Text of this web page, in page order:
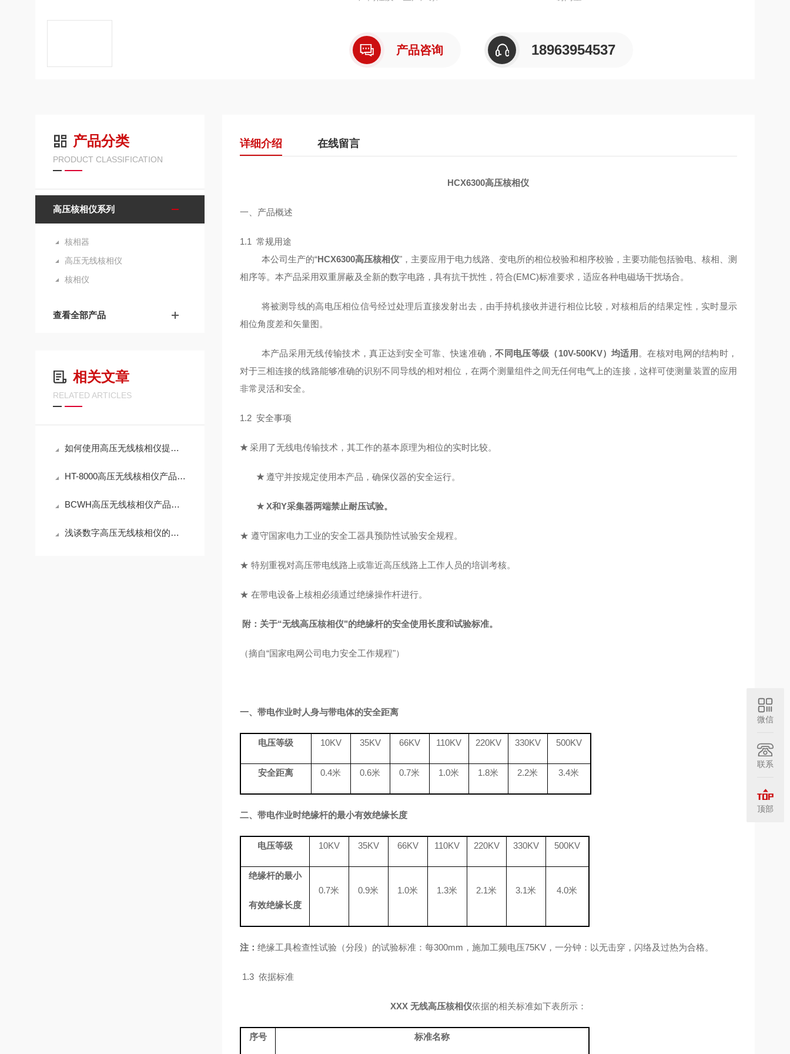
产品咨询 18963954537
产品分类
PRODUCT CLASSIFICATION
高压核相仪系列
核相器
高压无线核相仪
核相仪
查看全部产品
相关文章
RELATED ARTICLES
如何使用高压无线核相仪提升电力系统的安全性？
HT-8000高压无线核相仪产品介绍
BCWH高压无线核相仪产品介绍
浅谈数字高压无线核相仪的基本操作
详细介绍 在线留言
HCX6300高压核相仪
一、产品概述
1.1 常规用途
本公司生产的“HCX6300高压核相仪"，主要应用于电力线路、变电所的相位校验和相序校验，主要功能包括验电、核相、测
相序等。本产品采用双重屏蔽及全新的数字电路，具有抗干扰性，符合(EMC)标准要求，适应各种电磁场干扰场合。
将被测导线的高电压相位信号经过处理后直接发射出去，由手持机接收并进行相位比较，对核相后的结果定性，实时显示
相位角度差和矢量图。
本产品采用无线传输技术，真正达到安全可靠、快速准确，不同电压等级（10V-500KV）均适用 。在核对电网的结构时，
对于三相连接的线路能够准确的识别不同导线的相对相位，在两个测量组件之间无任何电气上的连接，这样可使测量装置的应用
非常灵活和安全。
1.2 安全事项
★采用了无线电传输技术，其工作的基本原理为相位的实时比较。
★遵守并按规定使用本产品，确保仪器的安全运行。
★X和Y采集器两端禁止耐压试验。
★ 遵守国家电力工业的安全工器具预防性试验安全规程。
★ 特别重视对高压带电线路上或靠近高压线路上工作人员的培训考核。
★ 在带电设备上核相必须通过绝缘操作杆进行。
附：关于“无线高压核相仪"的绝缘杆的安全使用长度和试验标准。
（摘自“国家电网公司电力安全工作规程"）
一、 带电作业时人身与带电体的安全距离
电压等级 10KV 35KV 66KV 110KV 220KV 330KV 500KV
安全距离 0.4米 0.6米 0.7米 1.0米 1.8米 2.2米 3.4米
二、 带电作业时绝缘杆的最小有效绝缘长度
电压等级 10KV 35KV 66KV 110KV 220KV 330KV 500KV
绝缘杆的最小
有效绝缘长度
0.7米 0.9米 1.0米 1.3米 2.1米 3.1米 4.0米
注： 绝缘工具检查性试验（分段）的试验标准：每300mm，施加工频电压75KV，一分钟：以无击穿，闪络及过热为合格。
1.3 依据标准
XXX 无线高压核相仪依据的相关标准如下表所示：
序号 标准名称
微信
联系
顶部